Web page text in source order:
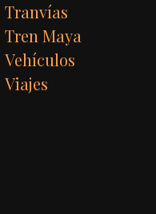
Tranvías
Tren Maya
Vehículos
Viajes